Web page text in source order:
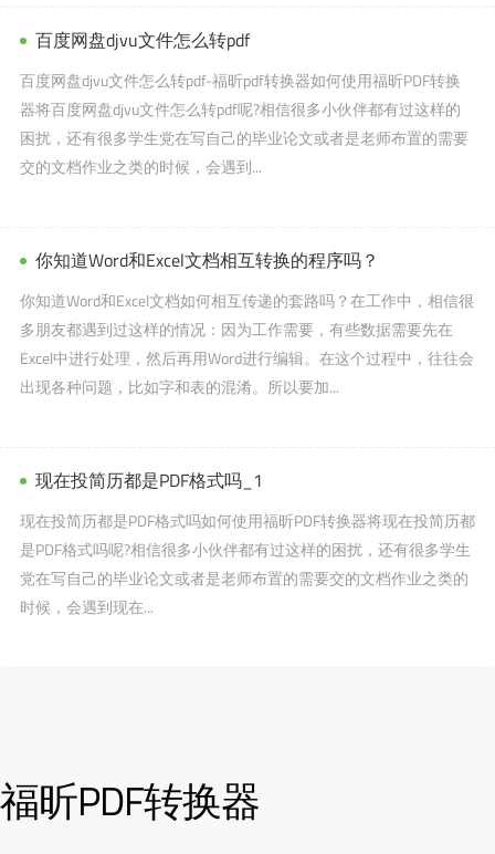
百度网盘djvu文件怎么转pdf
百度网盘djvu文件怎么转pdf-福昕pdf转换器如何使用福昕PDF转换
器将百度网盘djvu文件怎么转pdf呢?相信很多小伙伴都有过这样的
困扰，还有很多学生党在写自己的毕业论文或者是老师布置的需要
交的文档作业之类的时候，会遇到...
你知道Word和Excel文档相互转换的程序吗？
你知道Word和Excel文档如何相互传递的套路吗？在工作中，相信很
多朋友都遇到过这样的情况：因为工作需要，有些数据需要先在
Excel中进行处理，然后再用Word进行编辑。在这个过程中，往往会
出现各种问题，比如字和表的混淆。所以要加...
现在投简历都是PDF格式吗_1
现在投简历都是PDF格式吗如何使用福昕PDF转换器将现在投简历都
是PDF格式吗呢?相信很多小伙伴都有过这样的困扰，还有很多学生
党在写自己的毕业论文或者是老师布置的需要交的文档作业之类的
时候，会遇到现在...
福昕PDF转换器